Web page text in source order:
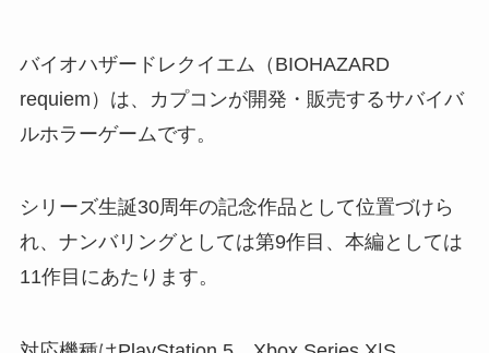
バイオハザードレクイエム（BIOHAZARD
requiem）は、カプコンが開発・販売するサバイバ
ルホラーゲームです。
シリーズ生誕30周年の記念作品として位置づけら
れ、ナンバリングとしては第9作目、本編としては
11作目にあたります。